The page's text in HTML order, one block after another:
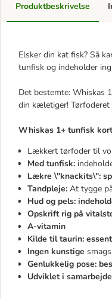
Produktbeskrivelse
Elsker din kat fisk? Så
tunfisk og indeholder
Det bestemte: Whiskas
din kæletiger! Tørfoderet
Whiskas 1+ tunfisk
Lækkert tørfoder til
Med tunfisk:
Lækre \"knackits\":
Tandpleje: At tygge
Hud og pels:
Opskrift rig på
A-vitamin
Kilde til taurin:
Ingen kunstige
Genlukkelig pose:
Udviklet i